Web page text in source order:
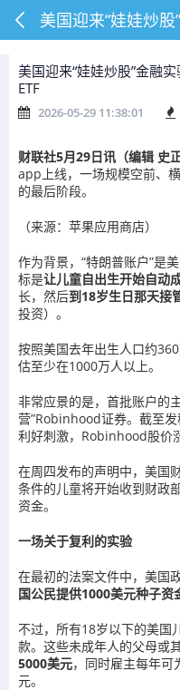
美国迎来“娃娃炒股”金融
ETF
2026-05-29 11:38:01
财联社5月29日讯（编辑 史正
app上线，一场规模空前、
的最后阶段。
（来源：苹果应用商店）
作为背景，“特朗普账户”是
标是让儿童自出生开始自动
长，然后到18岁生日那天接
投资）。
按照美国去年出生人口约
估至少在1000万人以上。
非常应景的是，首批账户的
营”Robinhood证券。截至
利好刺激，Robinhood股价
在周四发布的声明中，美国
条件的儿童将开始收到财政
资金。
一场关于复利的实验
在最初的法案文件中，美国
国公民提供1000美元种子资
不过，所有18岁以下的美国
款。这些未成年人的父母或
5000美元，同时雇主每年
元。